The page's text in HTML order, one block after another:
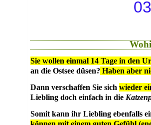
Sie wollen einmal 14 Tage in den
an die Ostsee düsen? Haben aber
Dann verschaffen Sie sich wieder
Liebling doch einfach in die
Somit kann ihr Liebling ebenfalls